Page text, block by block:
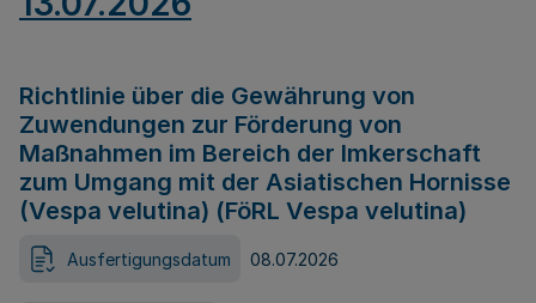
Richtlinie über die Gewährung von
Zuwendungen zur Förderung von
Maßnahmen im Bereich der Imkerschaft
zum Umgang mit der Asiatischen Hornisse
(Vespa velutina) (FöRL Vespa velutina)
Ausfertigungsdatum 08.07.2026